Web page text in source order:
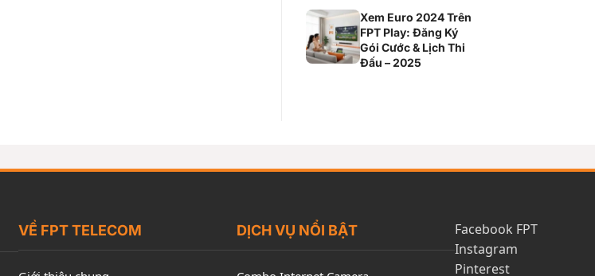
Xem Euro 2024 Trên
FPT Play: Đăng Ký
Gói Cước & Lịch Thi
Đấu – 2025
VỀ FPT TELECOM DỊCH VỤ NỔI BẬT
Facebook FPT
Instagram
Pinterest